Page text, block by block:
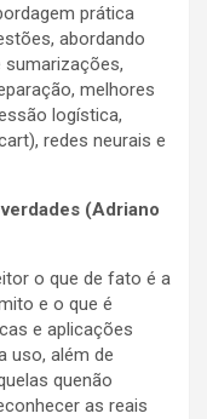
prática
abordando
melhores
logística,
redes neurais e
(Adriano
o que de fato é a
e o que é
e aplicações
uso, além de
quenão
as reais